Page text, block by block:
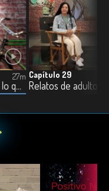
Por el derecho a ser, somos más de lo que tus ojos pueden ver
27m Capítulo 29
Relatos de adultos